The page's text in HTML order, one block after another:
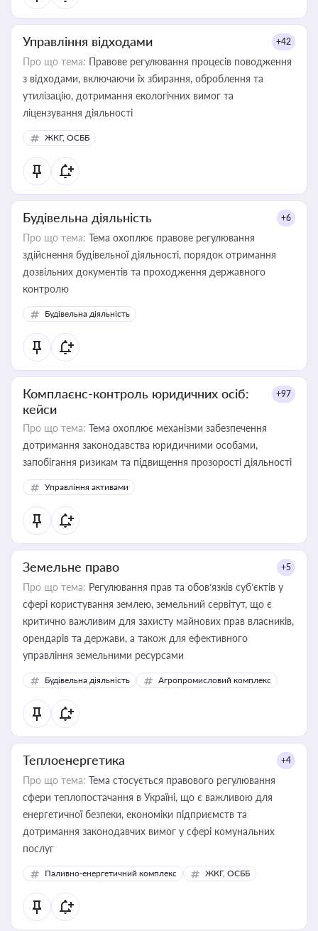
Управління відходами +42
Про що тема: Правове регулювання процесів поводження
з відходами, включаючи їх збирання, оброблення та
утилізацію, дотримання екологічних вимог та
ліцензування діяльності
ЖКГ, ОСББ
Будівельна діяльність +6
Про що тема: Тема охоплює правове регулювання
здійснення будівельної діяльності, порядок отримання
дозвільних документів та проходження державного
контролю
Будівельна діяльність
Комплаєнс-контроль юридичних осіб:
кейси
+97
Про що тема: Тема охоплює механізми забезпечення
дотримання законодавства юридичними особами,
запобігання ризикам та підвищення прозорості діяльності
Управління активами
Земельне право +5
Про що тема: Регулювання прав та обов’язків суб’єктів у
сфері користування землею, земельний сервітут, що є
критично важливим для захисту майнових прав власників,
орендарів та держави, а також для ефективного
управління земельними ресурсами
Будівельна діяльність Агропромисловий комплекс
Теплоенергетика +4
Про що тема: Тема стосується правового регулювання
сфери теплопостачання в Україні, що є важливою для
енергетичної безпеки, економіки підприємств та
дотримання законодавчих вимог у сфері комунальних
послуг
Паливно-енергетичний комплекс ЖКГ, ОСББ